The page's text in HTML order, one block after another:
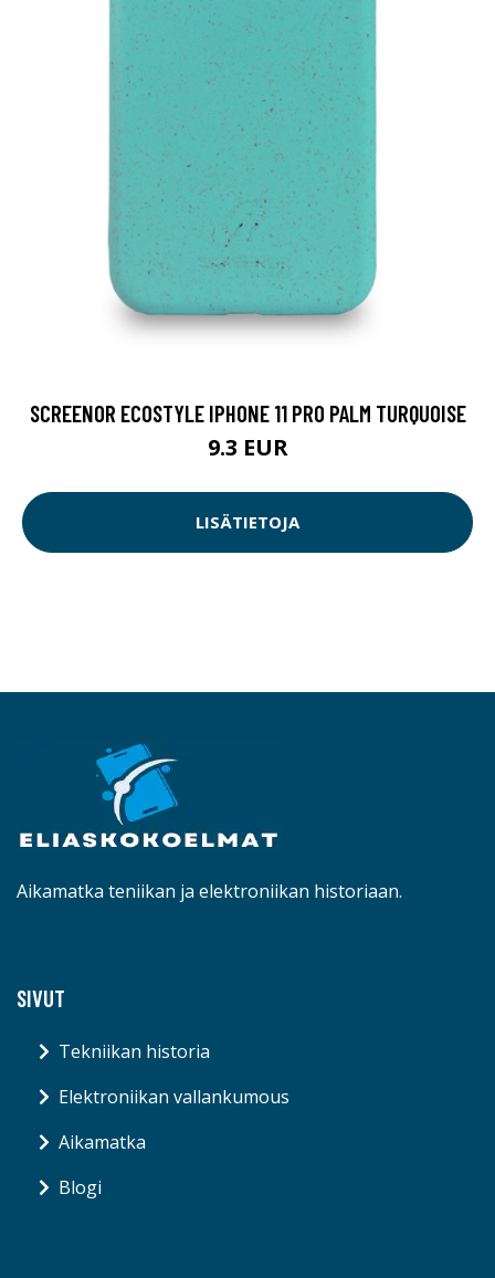
SCREENOR ECOSTYLE IPHONE 11 PRO PALM TURQUOISE
9.3 EUR
LISÄTIETOJA
Aikamatka teniikan ja elektroniikan historiaan.
SIVUT
Tekniikan historia
Elektroniikan vallankumous
Aikamatka
Blogi